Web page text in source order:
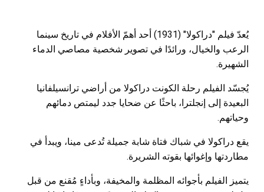
يُعدّ فيلم "دراكولا" (1931) أحد أهمّ الأفلام في تاريخ سينما
الرعب والخيال، ورائدًا في تصوير شخصية مصاصي الدماء
الشهيرة.
يُجسّد الفيلم رحلة الكونت دراكولا من أراضي ترانسيلفانيا
البعيدة إلى إنجلترا، باحثًا عن ضحايا جدد ليمتص دمائهم
وحياتهم.
يقع دراكولا في شباك فتاة شابة جميلة تُدعى مينا، ويبدأ في
مطاردتها وإغوائها بقوته الشريرة.
يتميز الفيلم بأجوائه المظلمة والمخيفة، وبأداءٍ مُقنع من قبل